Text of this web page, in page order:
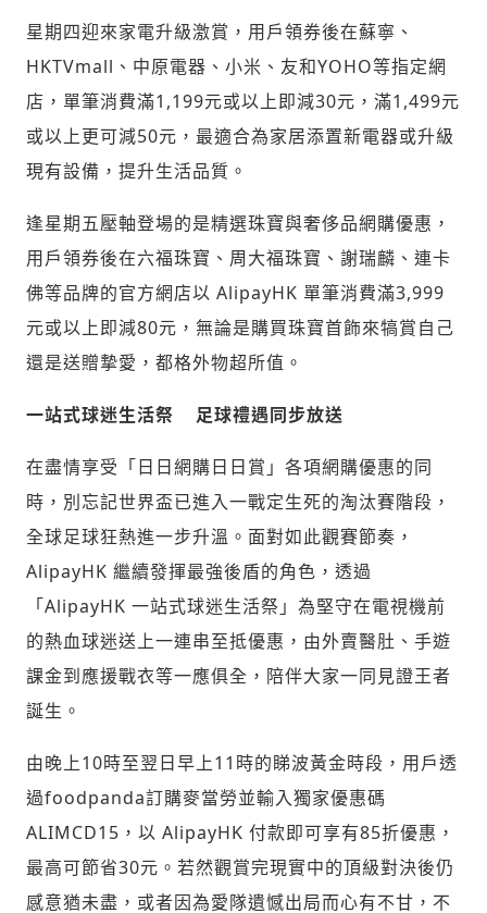
星期四迎來家電升級激賞，用戶領券後在蘇寧、
HKTVmall、中原電器、小米、友和YOHO等指定網
店，單筆消費滿1,199元或以上即減30元，滿1,499元
或以上更可減50元，最適合為家居添置新電器或升級
現有設備，提升生活品質。
逢星期五壓軸登場的是精選珠寶與奢侈品網購優惠，
用戶領券後在六福珠寶、周大福珠寶、謝瑞麟、連卡
佛等品牌的官方網店以 AlipayHK 單筆消費滿3,999
元或以上即減80元，無論是購買珠寶首飾來犒賞自己
還是送贈摯愛，都格外物超所值。
一站式球迷生活祭 足球禮遇同步放送
在盡情享受「日日網購日日賞」各項網購優惠的同
時，別忘記世界盃已進入一戰定生死的淘汰賽階段，
全球足球狂熱進一步升溫。面對如此觀賽節奏，
AlipayHK 繼續發揮最強後盾的角色，透過
「AlipayHK 一站式球迷生活祭」為堅守在電視機前
的熱血球迷送上一連串至抵優惠，由外賣醫肚、手遊
課金到應援戰衣等一應俱全，陪伴大家一同見證王者
誕生。
由晚上10時至翌日早上11時的睇波黃金時段，用戶透
過foodpanda訂購麥當勞並輸入獨家優惠碼
ALIMCD15，以 AlipayHK 付款即可享有85折優惠，
最高可節省30元。若然觀賞完現實中的頂級對決後仍
感意猶未盡，或者因為愛隊遺憾出局而心有不甘，不